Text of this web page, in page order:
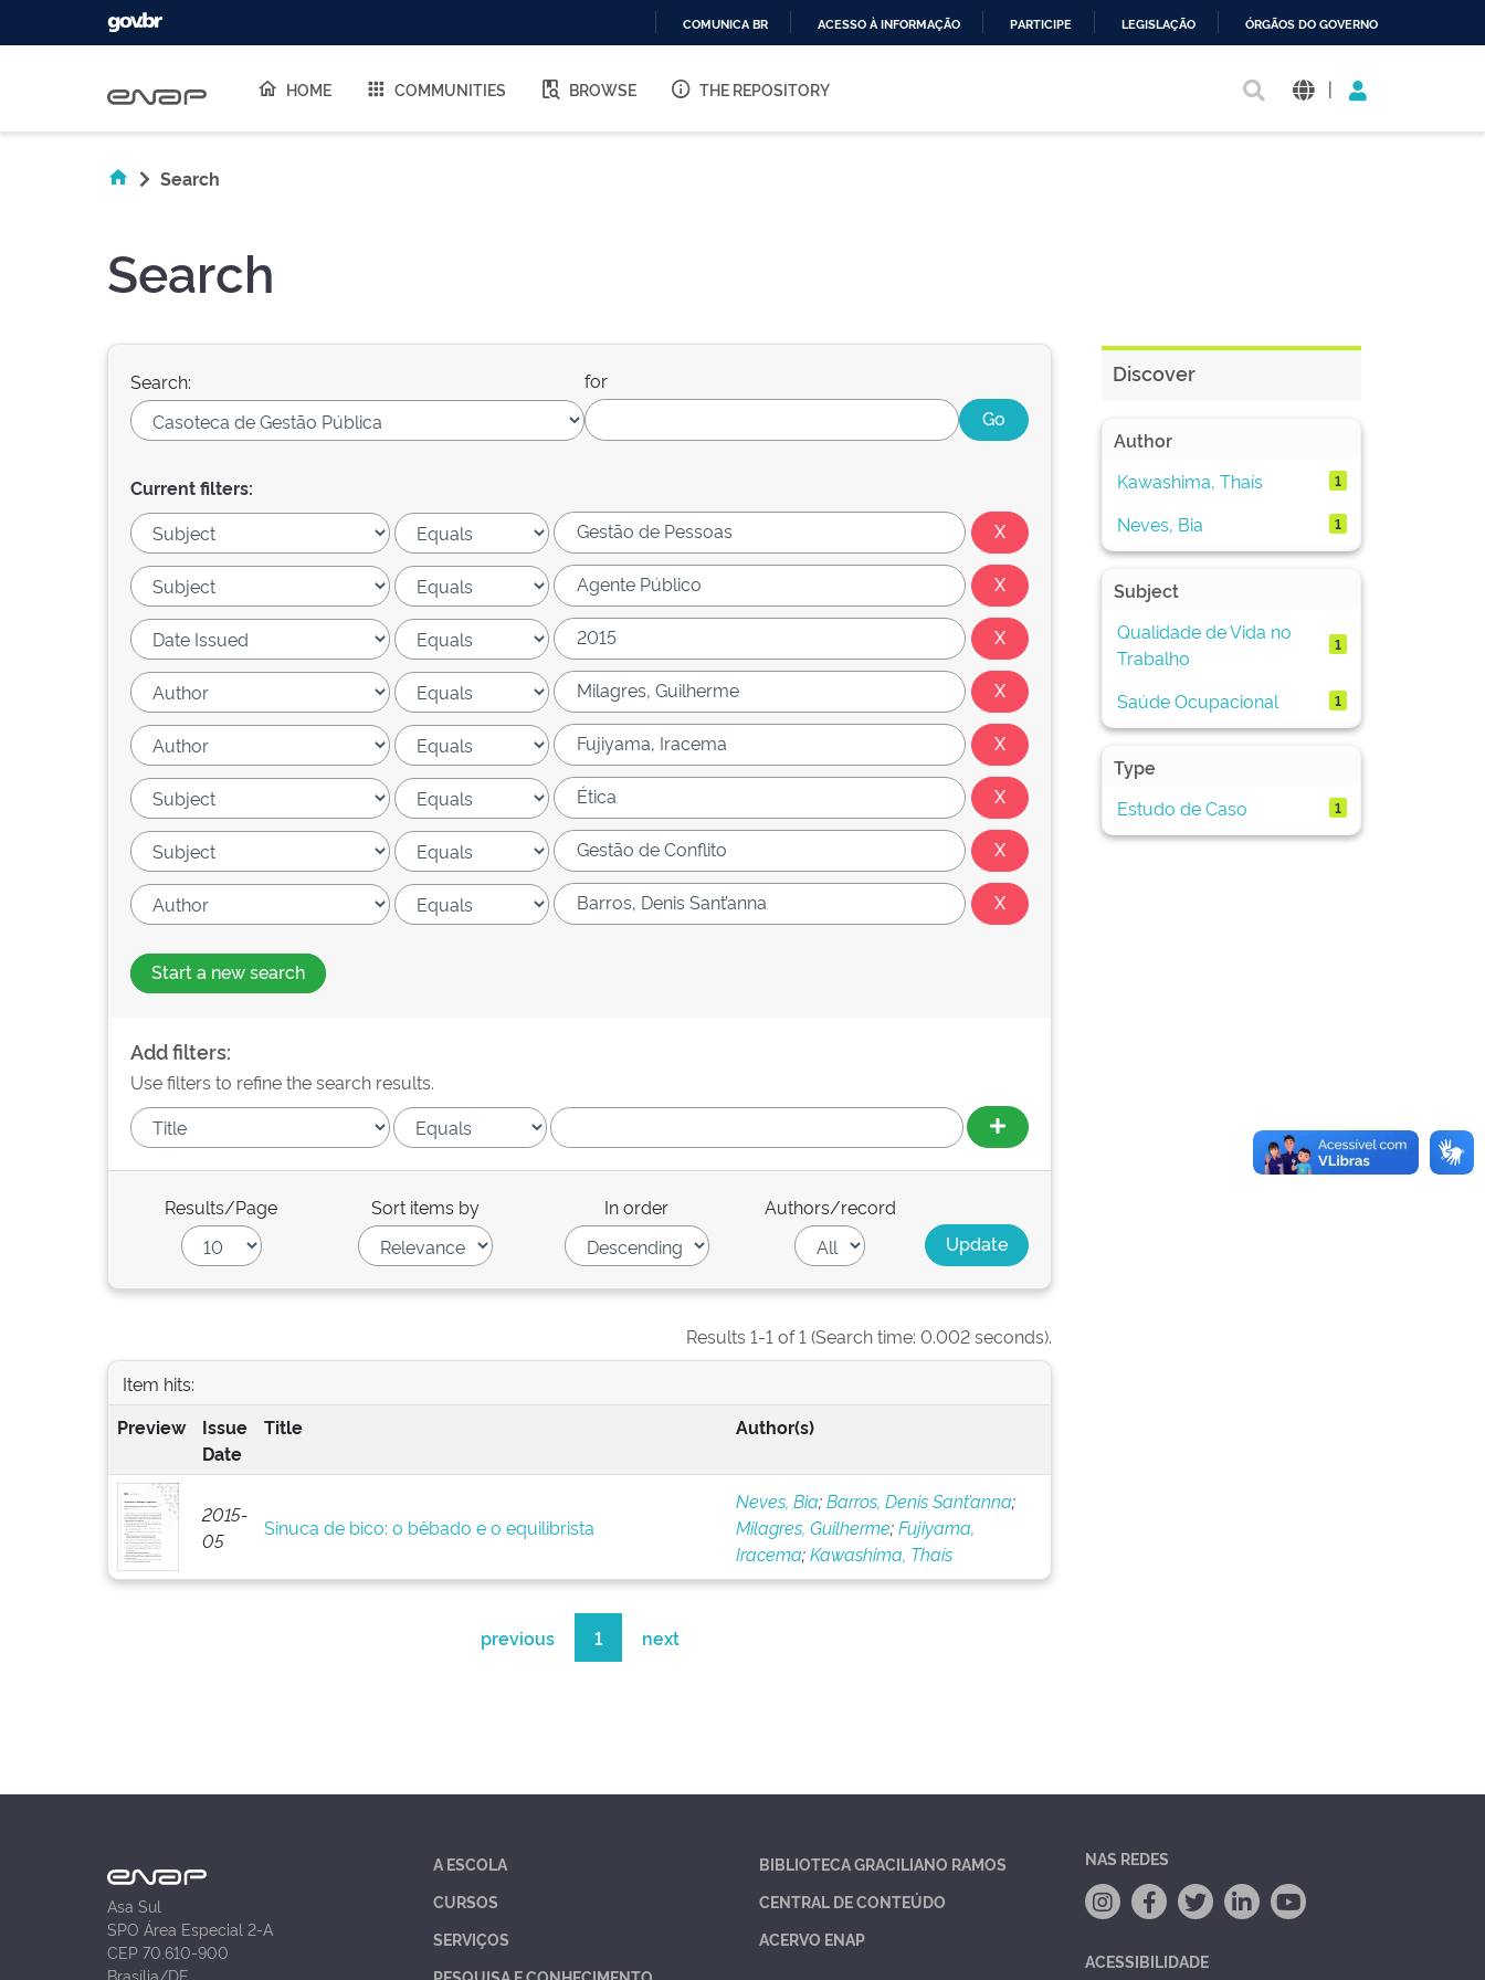
O
COMUNICA BR ACESSO À INFORMAÇÃO PARTICIPE LEGISLAÇÃO ÓRGÃOS DO GOVERNO
HOME COMMUNITIES BROWSE THE REPOSITORY |
Search
Search
Search: for
Current filters:
Start a new search
Add filters:
Use filters to refine the search results.
Results/Page Sort items by In order Authors/record
Results 1-1 of 1 (Search time: 0.002 seconds).
Item hits:
Preview
Issue
Date
Title Author(s)
2015-
05
Sinuca de bico: o bêbado e o equilibrista
Neves, Bia;Barros, Denis Sant’anna;
Milagres, Guilherme;Fujiyama,
Iracema;Kawashima, Thaís
previous 1 next
Discover
Author
Kawashima, Thaís
1
Neves, Bia 1
Subject
Qualidade de Vida no
Trabalho
1
Saúde Ocupacional 1
Type
Estudo de Caso
1
Asa Sul
SPO Área Especial 2-A
CEP 70.610-900
Brasília/DF
A ESCOLA
CURSOS
SERVIÇOS
BIBLIOTECA GRACILIANO RAMOS
CENTRAL DE CONTEÚDO
ACERVO ENAP
NAS REDES
ACESSIBILIDADE